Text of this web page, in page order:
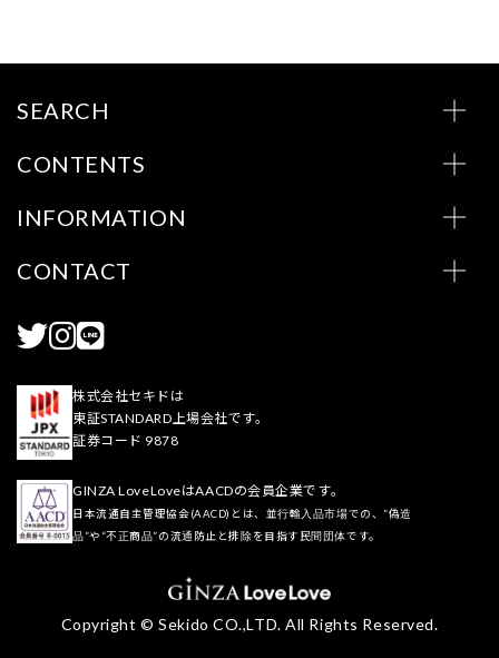
SEARCH
CONTENTS
INFORMATION
CONTACT
株式会社セキドは
東証STANDARD上場会社です。
証券コード 9878
GINZA LoveLoveはAACDの会員企業です。
日本流通自主管理協会(AACD)とは、並行輸入品市場での、“偽造
品”や“不正商品”の流通防止と排除を目指す民間団体です。
Copyright © Sekido CO.,LTD. All Rights Reserved.